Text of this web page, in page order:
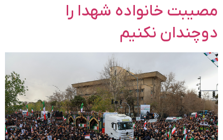
مصیبت خانواده شهدا را
دوچندان نکنیم